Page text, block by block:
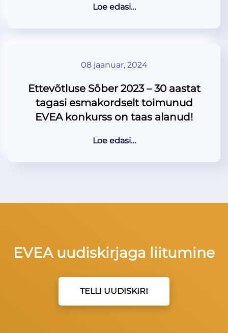
Loe edasi…
08 jaanuar, 2024
Ettevõtluse Sõber 2023 – 30 aastat
tagasi esmakordselt toimunud
EVEA konkurss on taas alanud!
Loe edasi…
EVEA uudiskirjaga liitumine
TELLI UUDISKIRI